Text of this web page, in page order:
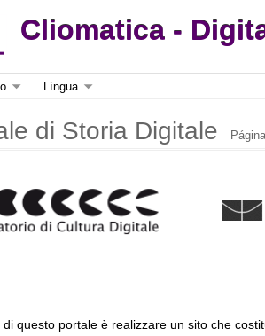
Cliomatica -
Língua
di Storia Digitale
di questo portale è realizzare un sito che